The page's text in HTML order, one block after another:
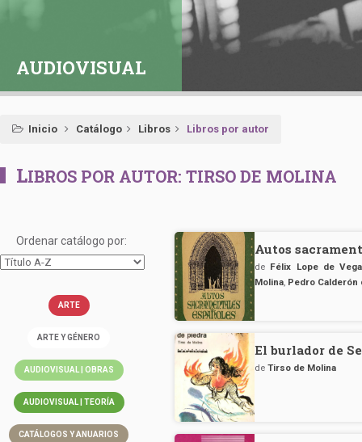
AUDIOVISUAL
Inicio Catálogo Libros Libros por autor
LIBROS POR AUTOR: TIRSO DE MOLINA
Ordenar catálogo por:
ARTE
ARTE Y GÉNERO
AUDIOVISUAL | OBRAS
AUDIOVISUAL | TEORÍA
CATÁLOGOS Y ANUARIOS
Autos
de Félix Lope de
Molina, Pedro Calderón
El burlador de
deTirso de Molina